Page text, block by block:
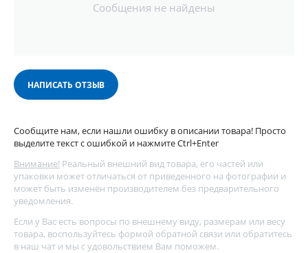
Сообщения не найдены
НАПИСАТЬ ОТЗЫВ
Сообщите нам, если нашли ошибку в описании товара! Просто
выделите текст с ошибкой и нажмите Ctrl+Enter
Внимание! Реальный внешний вид товара, его частей или
упаковки может отличаться от приведенного на фотографии и
может быть изменён производителем без предварительного
уведомления.
Если у Вас есть вопросы по внешнему виду, размерам или весу
товара, воспользуйтесь формой обратной связи или обратитесь
в наш чат и мы с удовольствием Вам поможем.